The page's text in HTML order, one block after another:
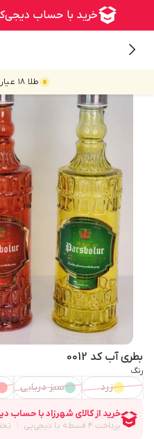
طلا ۱۸ عیار
بطری آب کد 0012
رنگ
زرد سبز دریایی